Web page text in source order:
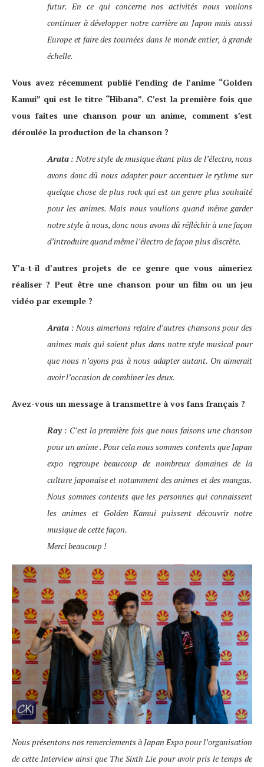
futur. En ce qui concerne nos activités nous voulons
continuer à développer notre carrière au Japon mais aussi
Europe et faire des tournées dans le monde entier, à grande
échelle.
Vous avez récemment publié l’ending de l’anime “Golden
Kamui” qui est le titre “Hibana”. C’est la première fois que
vous faites une chanson pour un anime, comment s’est
déroulée la production de la chanson ?
Arata : Notre style de musique étant plus de l’électro, nous
avons donc dû nous adapter pour accentuer le rythme sur
quelque chose de plus rock qui est un genre plus souhaité
pour les animes. Mais nous voulions quand même garder
notre style à nous, donc nous avons dû réfléchir à une façon
d’introduire quand même l’électro de façon plus discrète.
Y’a-t-il d’autres projets de ce genre que vous aimeriez
réaliser ? Peut être une chanson pour un film ou un jeu
vidéo par exemple ?
Arata : Nous aimerions refaire d’autres chansons pour des
animes mais qui soient plus dans notre style musical pour
que nous n’ayons pas à nous adapter autant. On aimerait
avoir l’occasion de combiner les deux.
Avez-vous un message à transmettre à vos fans français ?
Ray : C’est la première fois que nous faisons une chanson
pour un anime . Pour cela nous sommes contents que Japan
expo regroupe beaucoup de nombreux domaines de la
culture japonaise et notamment des animes et des mangas.
Nous sommes contents que les personnes qui connaissent
les animes et Golden Kamui puissent découvrir notre
musique de cette façon.
Merci beaucoup !
Nous présentons nos remerciements à Japan Expo pour l’organisation
de cette Interview ainsi que The Sixth Lie pour avoir pris le temps de